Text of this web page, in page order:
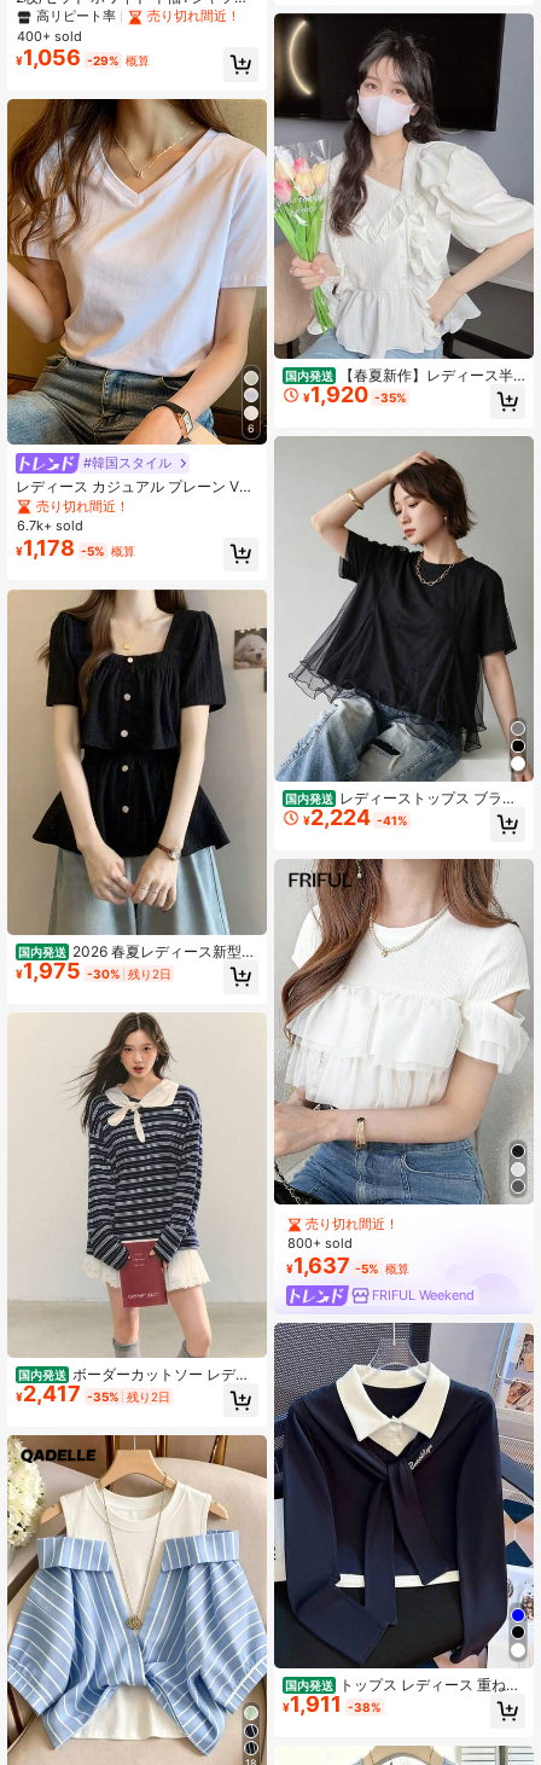
ミニマリスト 無地 スリムフィット
トップス レディース、春/夏 カジュ
アル
高リピート率
売り切れ間近！
400+ sold
¥1,056 -29% 概算
6
#韓国スタイル
レディース カジュアル プレーン Vネ
ック 半袖 Tシャツ、夏 ホワイト
売り切れ間近！
6.7k+ sold
¥1,178 -5% 概算
国内発送 2026 春夏レディース新型レ
ディース半袖トップス カジュアル 着
心地良し スタイリッシュ 着回し抜群
け 春夏兼用
¥1,975 -30% 残り2日
国内発送 ボーダーカットソー レディ
ース 襟付き リボン 長袖 トップス 大
人可愛い カジュアル デザイン襟 リ
型カバー 着痩せ ドロップショルダー
通学 通勤 お出かけ 普段着 春秋
¥2,417 -35% 残り2日
国内発送
【春夏新作】レディース半
袖ブラウス おしゃれ 上品 新作 感 デ
ザイン性 大きいサイズ フレンチ ア
¥1,920 -35%
国内発送 レディーストップス ブラウ
ス チュールペプラム 半袖 丸首 ゆっ
たり アシンメトリー キュート スイ
¥2,224 -41%
売り切れ間近！
800+ sold
¥1,637 -5% 概算
FRIFUL Weekend
国内発送
トップス レディース 重ね着
風 ターンダウンカラー 長袖 ショー
ト丈 スリムフィット リボンディテー
ー 着痩せ 体型カバー 早秋 デイリー
¥1,911 -38%